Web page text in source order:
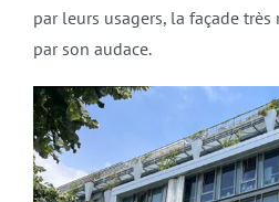
par leurs usagers, la façade
par son audace.